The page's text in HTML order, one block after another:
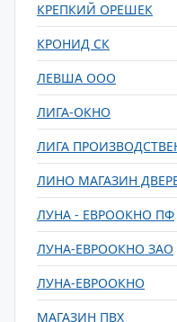
КРЕПКИЙ ОРЕШЕК
КРОНИД СК
ЛЕВША ООО
ЛИГА-ОКНО
ЛИГА
ЛИНО МАГАЗИН
ЛУНА - ЕВРООКНО ПФ
ЛУНА-ЕВРООКНО ЗАО
ЛУНА-ЕВРООКНО
МАГАЗИН ПВХ